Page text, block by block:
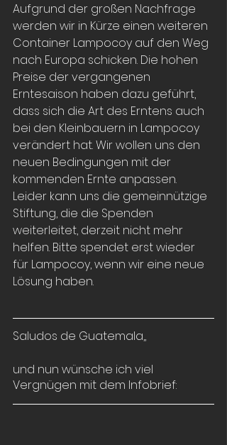
Aufgrund der großen Nachfrage
werden wir in Kürze einen weiteren
Container Lampocoy auf den Weg
nach Europa schicken. Die hohen
Preise der vergangenen
Erntesaison haben dazu geführt,
dass sich die Art des Erntens auch
bei den Kleinbauern in Lampocoy
verändert hat. Wir wollen uns den
neuen Bedingungen mit der
kommenden Ernte anpassen.
Leider kann uns die gemeinnützige
Stiftung, die die Spenden
weiterleitet, derzeit nicht mehr
helfen. Bitte spendet erst wieder
für Lampocoy, wenn wir eine neue
Lösung haben.
Saludos de Guatemala,,
und nun wünsche ich viel
Vergnügen mit dem Infobrief: